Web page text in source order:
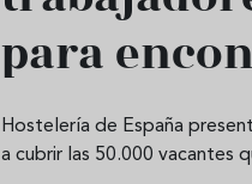
para
Hostelería de España
a cubrir las 50.000 vacantes